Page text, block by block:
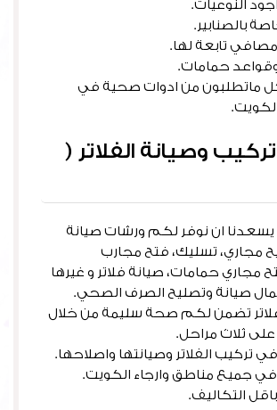
النوعيات.
بالصنابير.
تابعة لها.
حمامات.
ماتطلبون من ادوات صحية في
وصيانة الفلاتر (
يسعدنا ان نوفر لكم ورشات صيانة
مجاري، تسليك، فتح مجارب
مجاري حمامات، صيانة فلاتر و غيرها
صيانة وتصليح الصرف الصحي.
تضمن لكم صحة سليمة من خلال
على ثلاث مراحل.
تركيب الفلاتر وصيانتها واصلاحها.
في جميع مناطق وارجاء الكويت.
التكاليف.